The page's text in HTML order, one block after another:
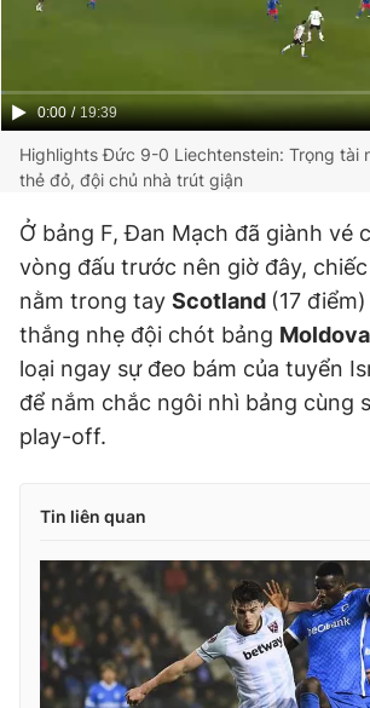
Current
Time
0:00 / Duration
19:39
Highlights Đức 9-0 Liechtenstein: Trọng tài
thẻ đỏ, đội chủ nhà trút giận
Ở bảng F, Đan Mạch đã giành vé
vòng đấu trước nên giờ đây,
nằm trong tay Scotland (17
thắng nhẹ đội chót bảng Moldova
loại ngay sự đeo bám của tuyển
để nắm chắc ngôi nhì bảng cùng
play-off.
Tin liên quan